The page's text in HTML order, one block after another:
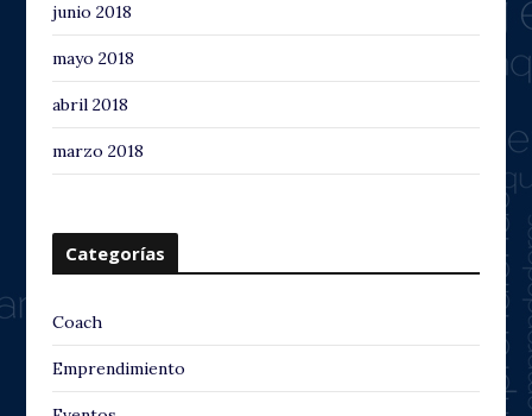
junio 2018
mayo 2018
abril 2018
marzo 2018
Categorías
Coach
Emprendimiento